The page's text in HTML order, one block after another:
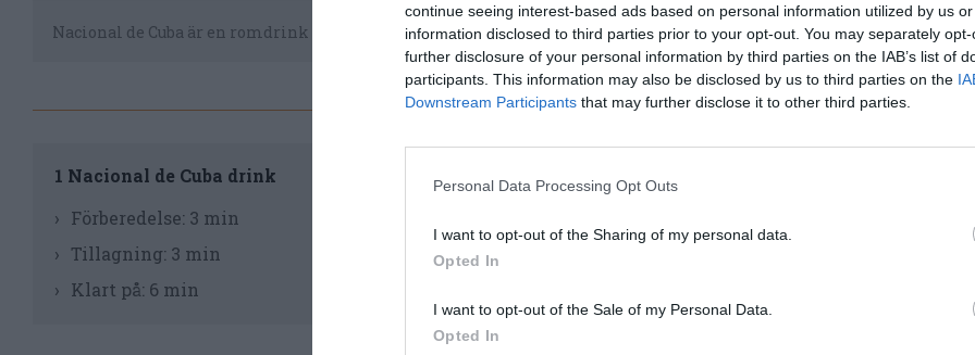
continue seeing interest-based ads based on personal information utilized by us
information disclosed to third parties prior to your opt-out. You may separately
further disclosure of your personal information by third parties on the IAB’s list of
participants. This information may also be disclosed by us to third parties on the
Downstream Participants that may further disclose it to other third parties.
Personal Data Processing Opt Outs
I want to opt-out of the Sharing of my personal data.
Opted In
I want to opt-out of the Sale of my Personal Data.
Opted In
Nacional de Cuba är en romdrink som påminner om Daiquiri en med fruktig ananas och Apricot bandy.
1 Nacional de Cuba drink
Förberedelse: 3 min
Tillagning: 3 min
Klart på: 6 min
rocks- eller tumbler glas.
tillsammans med sockerlagen.